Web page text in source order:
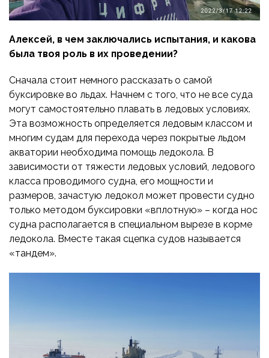
Алексей, в чем заключались испытания, и какова
была твоя роль в их проведении?
Сначала стоит немного рассказать о самой
буксировке во льдах. Начнем с того, что не все суда
могут самостоятельно плавать в ледовых условиях.
Эта возможность определяется ледовым классом и
многим судам для перехода через покрытые льдом
акватории необходима помощь ледокола. В
зависимости от тяжести ледовых условий, ледового
класса проводимого судна, его мощности и
размеров, зачастую ледокол может провести судно
только методом буксировки «вплотную» – когда нос
судна располагается в специальном вырезе в корме
ледокола. Вместе такая сцепка судов называется
«тандем».